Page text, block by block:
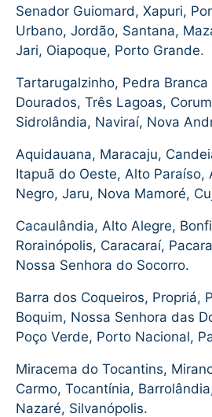
Senador Guiomard, Xapuri,
Urbano, Jordão, Santana,
Jari, Oiapoque, Porto Grande.
Tartarugalzinho, Pedra
Dourados, Três Lagoas,
Sidrolândia, Naviraí, Nova
Aquidauana, Maracaju,
Itapuã do Oeste, Alto Paraíso,
Negro, Jaru, Nova Mamoré,
Cacaulândia, Alto Alegre,
Rorainópolis, Caracaraí,
Nossa Senhora do Socorro.
Barra dos Coqueiros, Propriá,
Boquim, Nossa Senhora das
Poço Verde, Porto Nacional,
Miracema do Tocantins,
Carmo, Tocantínia,
Nazaré, Silvanópolis.